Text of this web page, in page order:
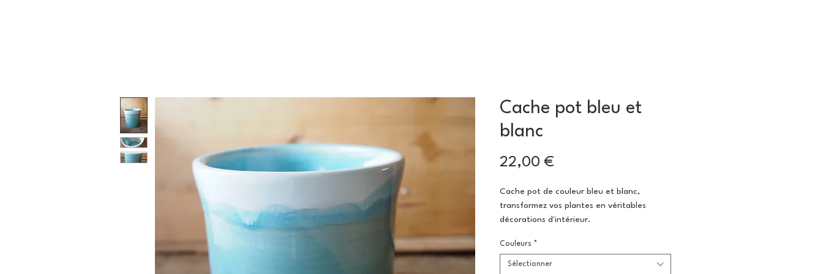
Cache pot bleu et
blanc
22,00 €
Cache pot de couleur bleu et blanc,
transformez vos plantes en véritables
décorations d'intérieur.
Détails :
- Poids : 500gr
Couleurs *
Sélectionner